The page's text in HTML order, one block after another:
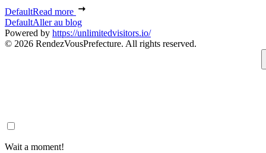
DefaultRead more
DefaultAller au blog
Powered by https://unlimitedvisitors.io/
© 2026 RendezVousPrefecture. All rights reserved.
Wait a moment!